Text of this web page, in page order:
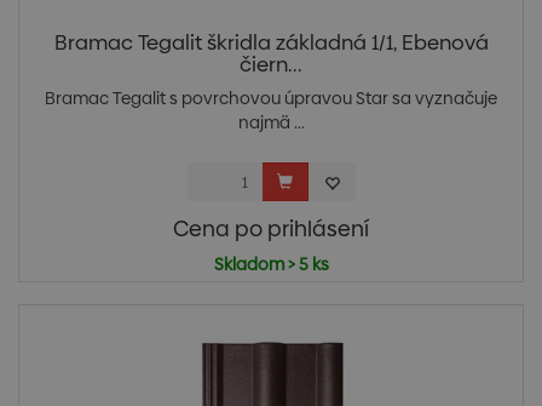
Bramac Tegalit škridla základná 1/1, Ebenová
čiern...
Bramac Tegalit s povrchovou úpravou Star sa vyznačuje
najmä ...
Cena po prihlásení
Skladom > 5 ks